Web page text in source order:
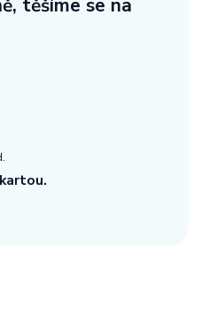
těšíme se na